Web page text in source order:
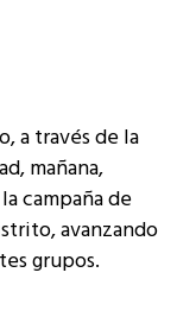
a través de la
mañana,
campaña de
avanzando
grupos.